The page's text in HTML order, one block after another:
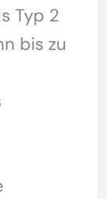
Typ 2
bis zu